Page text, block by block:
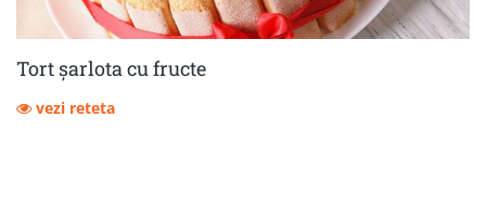
Tort șarlota cu fructe
vezi reteta